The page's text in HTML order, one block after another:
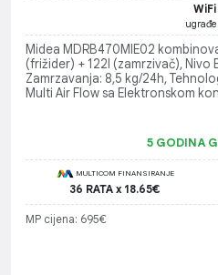
WiFi
Midea MDRB470MIE02
(frižider) + 122l (zamrzivač), Nivo
Zamrzavanja: 8,5 kg/24h,
Multi Air Flow sa Elektronskom
5 GODINA
MULTICOM FINANSIRANJE
36 RATA x 18.65€
MP cijena: 695€